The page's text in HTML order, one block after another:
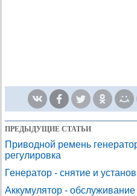
ПРЕДЫДУЩИЕ СТАТЬИ
Приводной ремень
регулировка
Генератор - снятие и
Аккумулятор - обслуживание